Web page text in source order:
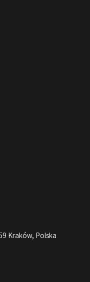
Kraków, Polska